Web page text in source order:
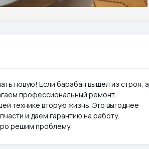
новую! Если барабан вышел из строя, а
профессиональный ремонт.
технике вторую жизнь. Это выгоднее
и даем гарантию на работу.
решим проблему.